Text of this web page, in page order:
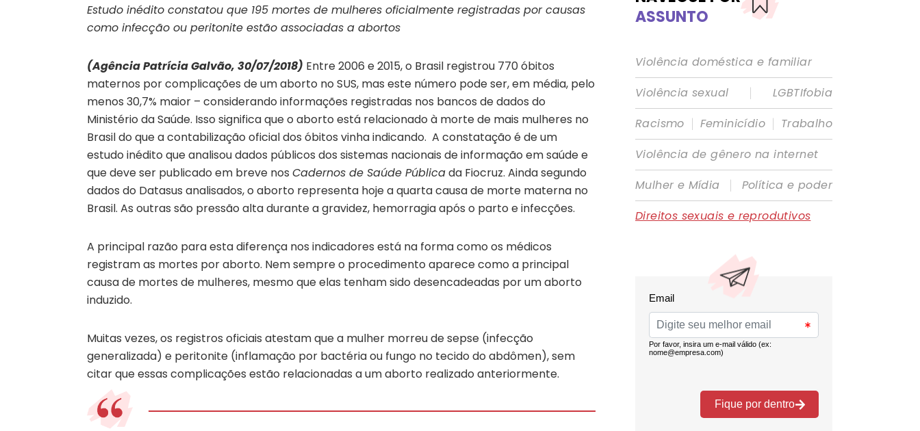
Estudo inédito constatou que 195 mortes de mulheres oficialmente registradas por causas
como infecção ou peritonite estão associadas a abortos
(Agência Patrícia Galvão, 30/07/2018) Entre 2006 e 2015, o Brasil registrou 770 óbitos
maternos por complicações de um aborto no SUS, mas este número pode ser, em média, pelo
menos 30,7% maior – considerando informações registradas nos bancos de dados do
Ministério da Saúde. Isso significa que o aborto está relacionado à morte de mais mulheres no
Brasil do que a contabilização oficial dos óbitos vinha indicando. A constatação é de um
estudo inédito que analisou dados públicos dos sistemas nacionais de informação em saúde e
que deve ser publicado em breve nos Cadernos de Saúde Públicada Fiocruz. Ainda segundo
dados do Datasus analisados, o aborto representa hoje a quarta causa de morte materna no
Brasil. As outras são pressão alta durante a gravidez, hemorragia após o parto e infecções.
A principal razão para esta diferença nos indicadores está na forma como os médicos
registram as mortes por aborto. Nem sempre o procedimento aparece como a principal
causa de mortes de mulheres, mesmo que elas tenham sido desencadeadas por um aborto
induzido.
Muitas vezes, os registros oficiais atestam que a mulher morreu de sepse (infecção
generalizada) e peritonite (inflamação por bactéria ou fungo no tecido do abdômen), sem
citar que essas complicações estão relacionadas a um aborto realizado anteriormente.
ASSUNTO
Violência doméstica e familiar
Violência sexual
|
LGBTIfobia
Racismo | Feminicídio | Trabalho
Violência de gênero na internet
Mulher e Mídia
|
Política e poder
Direitos sexuais e reprodutivos